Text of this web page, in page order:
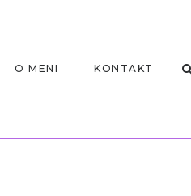
O MENI KONTAKT